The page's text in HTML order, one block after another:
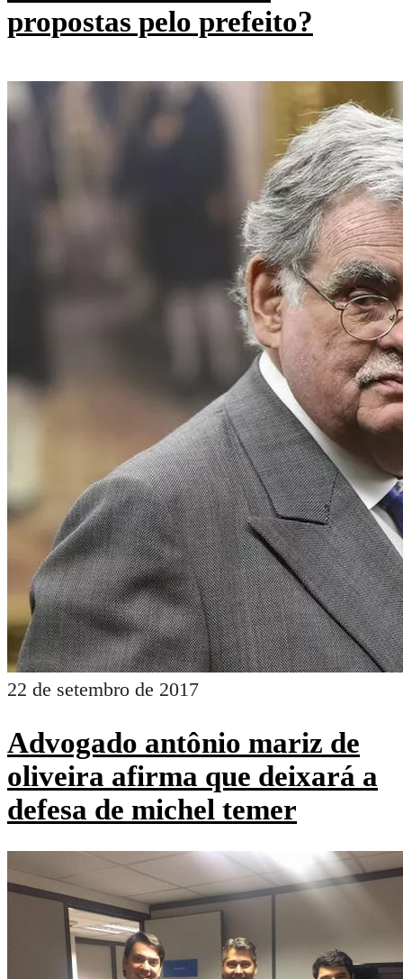
propostas pelo prefeito?
22 de setembro de 2017
Advogado antônio mariz de
oliveira afirma que deixará a
defesa de michel temer